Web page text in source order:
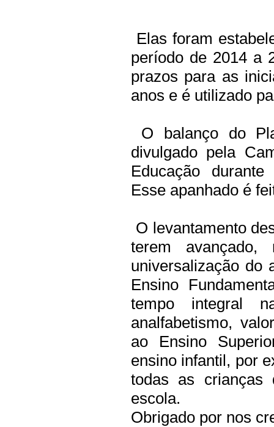
Elas foram
período de 2014 a
prazos para as
anos e é utilizado
O balanço do
divulgado pela
Educação
Esse apanhado é
O levantamento
terem avançado,
universalização do
Ensino
tempo integral
analfabetismo,
ao Ensino
ensino infantil, por
todas as
escola.
Obrigado por nos